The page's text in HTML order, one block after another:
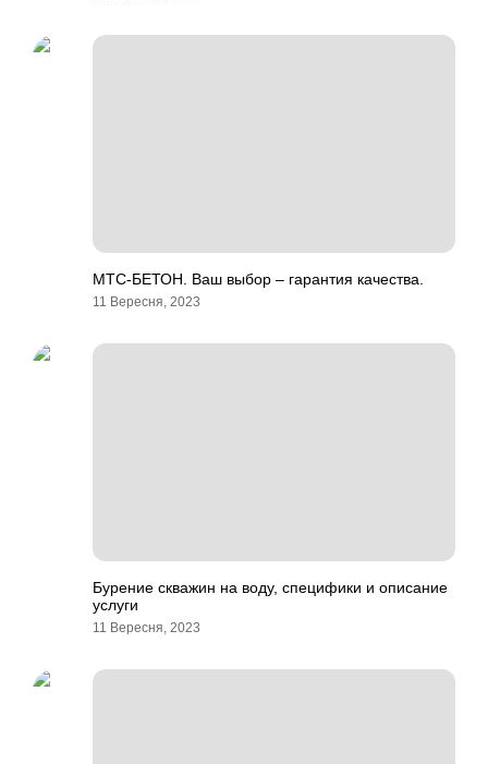
МТС-БЕТОН. Ваш выбор – гарантия качества.
11 Вересня, 2023
Бурение скважин на воду, специфики и описание
услуги
11 Вересня, 2023